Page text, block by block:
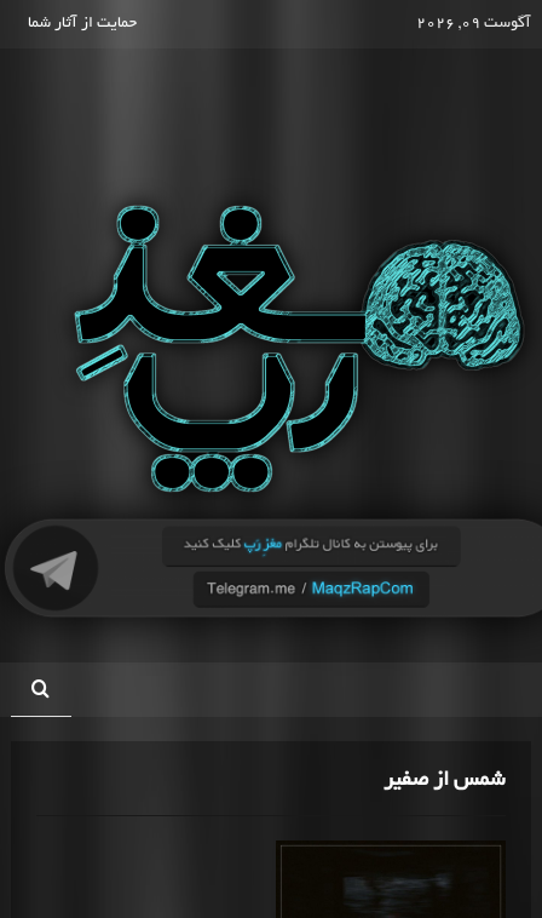
آگوست 09, 2026 حمایت از آثار شما
شمس از صفیر